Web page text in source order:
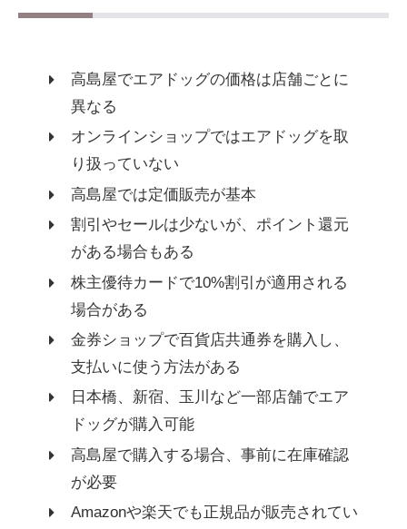
高島屋でエアドッグの価格は店舗ごとに
異なる
オンラインショップではエアドッグを取
り扱っていない
高島屋では定価販売が基本
割引やセールは少ないが、ポイント還元
がある場合もある
株主優待カードで10%割引が適用される
場合がある
金券ショップで百貨店共通券を購入し、
支払いに使う方法がある
日本橋、新宿、玉川など一部店舗でエア
ドッグが購入可能
高島屋で購入する場合、事前に在庫確認
が必要
Amazonや楽天でも正規品が販売されてい